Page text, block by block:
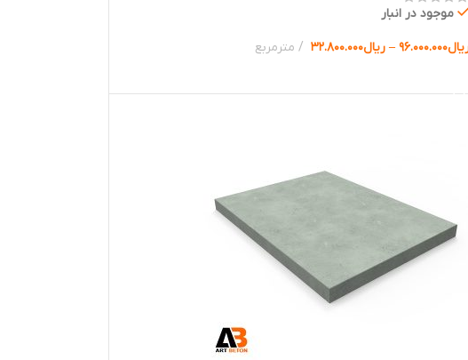
موجود در انبار
۹۶.۰۰۰.۰۰۰ – ریال۳۲.۸۰۰.۰۰۰ مترمربع